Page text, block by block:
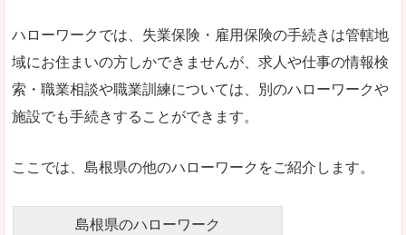
ハローワークでは、失業保険・雇用保険の手続きは管轄地
域にお住まいの方しかできませんが、求人や仕事の情報検
索・職業相談や職業訓練については、別のハローワークや
施設でも手続きすることができます。
ここでは、島根県の他のハローワークをご紹介します。
島根県のハローワーク